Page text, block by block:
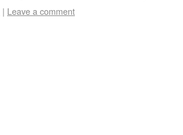
| Leave a comment